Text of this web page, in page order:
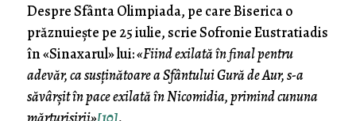
Despre Sfânta Olimpiada, pe care Biserica o
prăznuiește pe 25 iulie, scrie Sofronie Eustratiadis
în «Sinaxarul» lui:«Fiind exilată în final pentru
adevăr, ca susținătoare a Sfântului Gură de Aur, s-a
săvârșit în pace exilată în Nicomidia, primind cununa